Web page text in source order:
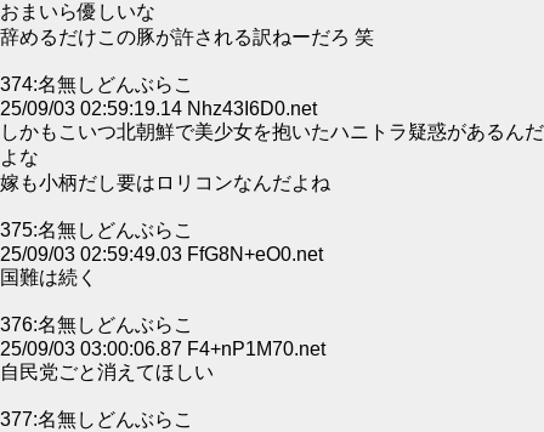
おまいら優しいな
辞めるだけこの豚が許される訳ねーだろ 笑
374:名無しどんぶらこ
25/09/03 02:59:19.14 Nhz43I6D0.net
しかもこいつ北朝鮮で美少女を抱いたハニトラ疑惑があるんだ
よな
嫁も小柄だし要はロリコンなんだよね
375:名無しどんぶらこ
25/09/03 02:59:49.03 FfG8N+eO0.net
国難は続く
376:名無しどんぶらこ
25/09/03 03:00:06.87 F4+nP1M70.net
自民党ごと消えてほしい
377:名無しどんぶらこ